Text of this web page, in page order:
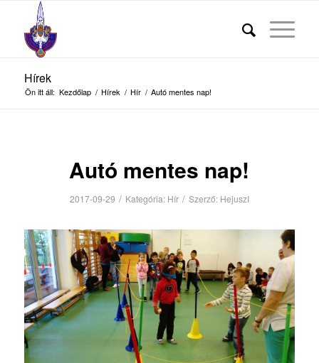
Hírek
Ön itt áll: Kezdőlap / Hírek / Hír / Autó mentes nap!
Autó mentes nap!
2017-09-29 / Kategória: Hír / Szerző: HejuszI